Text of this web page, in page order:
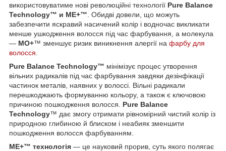
використовуватиме нові революційні технології Pure Balance
Technology™ и ME+™ . Обидві довели, що можуть
забезпечити яскравий насичений колір і водночас викликати
менше ушкодження волосся під час фарбування, а молекула
— МО+™ зменшує ризик виникнення алергії на фарбу для
волосся
Pure Balance Technology™ мінімізує процес утворення
вільних радикалів під час фарбування завдяки дезінфікації
частинок металів, наявних у волоссі. Вільні радикали
перешкоджають формуванню кольору, а також є ключовою
причиною пошкодження волосся. Pure Balance
Technology™ дає змогу отримати рівномірний чистий колір із
природною глибиною й блиском і неабияк зменшити
пошкодження волосся фарбуванням.
ME+™ технологія — це науковий прорив, суть якого полягає